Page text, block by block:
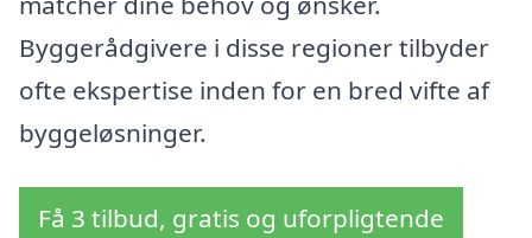
Byggerådgivere i disse regioner tilbyder
ofte ekspertise inden for en bred vifte af
byggeløsninger.
Få 3 tilbud, gratis og uforpligtende